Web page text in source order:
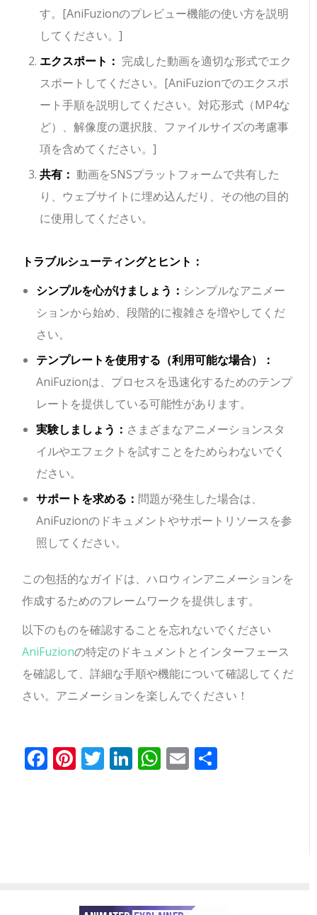
す。[AniFuzionのプレビュー機能の使い方を説明
してください。]
エクスポート： 完成した動画を適切な形式でエク
スポートしてください。[AniFuzionでのエクスポ
ート手順を説明してください。対応形式（MP4な
ど）、解像度の選択肢、ファイルサイズの考慮事
項を含めてください。]
共有： 動画をSNSプラットフォームで共有した
り、ウェブサイトに埋め込んだり、その他の目的
に使用してください。
トラブルシューティングとヒント：
シンプルを心がけましょう： シンプルなアニメー
ションから始め、段階的に複雑さを増やしてくだ
さい。
テンプレートを使用する（利用可能な場合）：
AniFuzionは、プロセスを迅速化するためのテンプ
レートを提供している可能性があります。
実験しましょう： さまざまなアニメーションスタ
イルやエフェクトを試すことをためらわないでく
ださい。
サポートを求める： 問題が発生した場合は、
AniFuzionのドキュメントやサポートリソースを参
照してください。
この包括的なガイドは、ハロウィンアニメーションを
作成するためのフレームワークを提供します。
以下のものを確認することを忘れないでください
AniFuzionの特定のドキュメントとインターフェース
を確認して、詳細な手順や機能について確認してくだ
さい。アニメーションを楽しんでください！
Facebook
Pinterest
Twitter
LinkedIn
WhatsApp
Email